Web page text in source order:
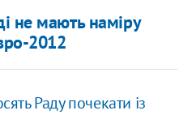
не мають наміру
2012
Раду почекати із